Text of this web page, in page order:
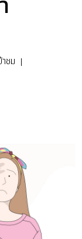
ชม |